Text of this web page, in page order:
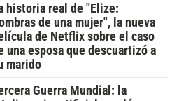
historia real de "Elize:
de una mujer", la nueva
de Netflix sobre el caso
una esposa que descuartizó a
marido
Guerra Mundial: la